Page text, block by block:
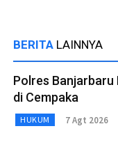
BERITA LAINNYA
Polres Banjarbaru
di Cempaka
HUKUM 7 Agt 2026